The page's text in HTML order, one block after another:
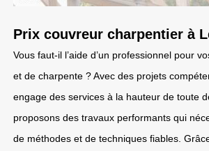
Prix couvreur charpentier à
Vous faut-il l’aide d’un professionnel pour
et de charpente ? Avec des projets
engage des services à la hauteur de toute
proposons des travaux performants qui
de méthodes et de techniques fiables.